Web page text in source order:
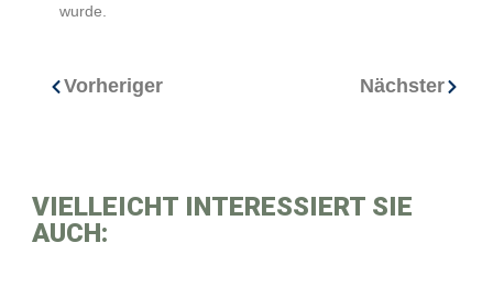
wurde.
Vorheriger Nächster
VIELLEICHT INTERESSIERT SIE
AUCH: